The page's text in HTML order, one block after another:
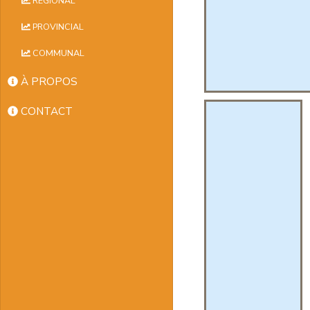
PROVINCIAL
COMMUNAL
À PROPOS
CONTACT